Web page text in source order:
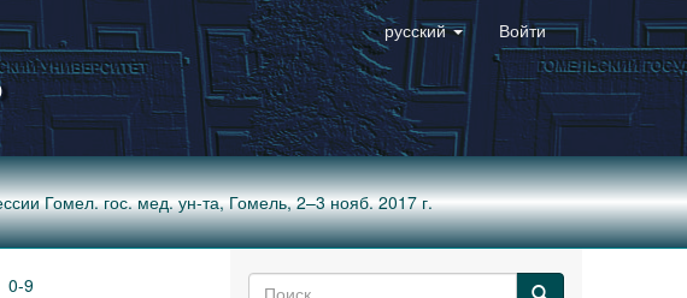
русский Войти
Гомел. гос. мед. ун-та, Гомель, 2–3 нояб. 2017 г.
0-9